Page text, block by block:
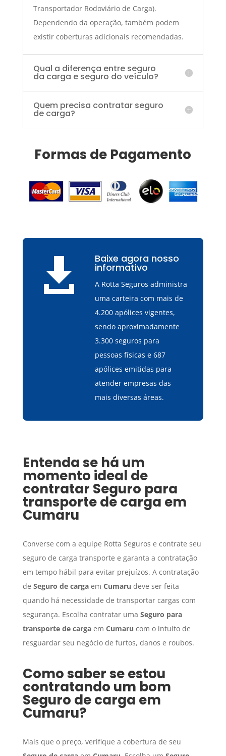
Transportador Rodoviário de Carga).
Dependendo da operação, também podem
existir coberturas adicionais recomendadas.
Qual a diferença entre seguro
da carga e seguro do veículo?
Quem precisa contratar seguro
de carga?
Formas de Pagamento
 Baixe agora nosso
informativo
A Rotta Seguros administra
uma carteira com mais de
4.200 apólices vigentes,
sendo aproximadamente
3.300 seguros para
pessoas físicas e 687
apólices emitidas para
atender empresas das
mais diversas áreas.
Entenda se há um
momento ideal de
contratar Seguro para
transporte de carga em
Cumaru
Converse com a equipe Rotta Seguros e contrate seu
seguro de carga transporte e garanta a contratação
em tempo hábil para evitar prejuízos. A contratação
de Seguro de cargaem Cumaru deve ser feita
quando há necessidade de transportar cargas com
segurança. Escolha contratar uma Seguro para
transporte de cargaem Cumaru com o intuito de
resguardar seu negócio de furtos, danos e roubos.
Como saber se estou
contratando um bom
Seguro de carga em
Cumaru?
Mais que o preço, verifique a cobertura de seu